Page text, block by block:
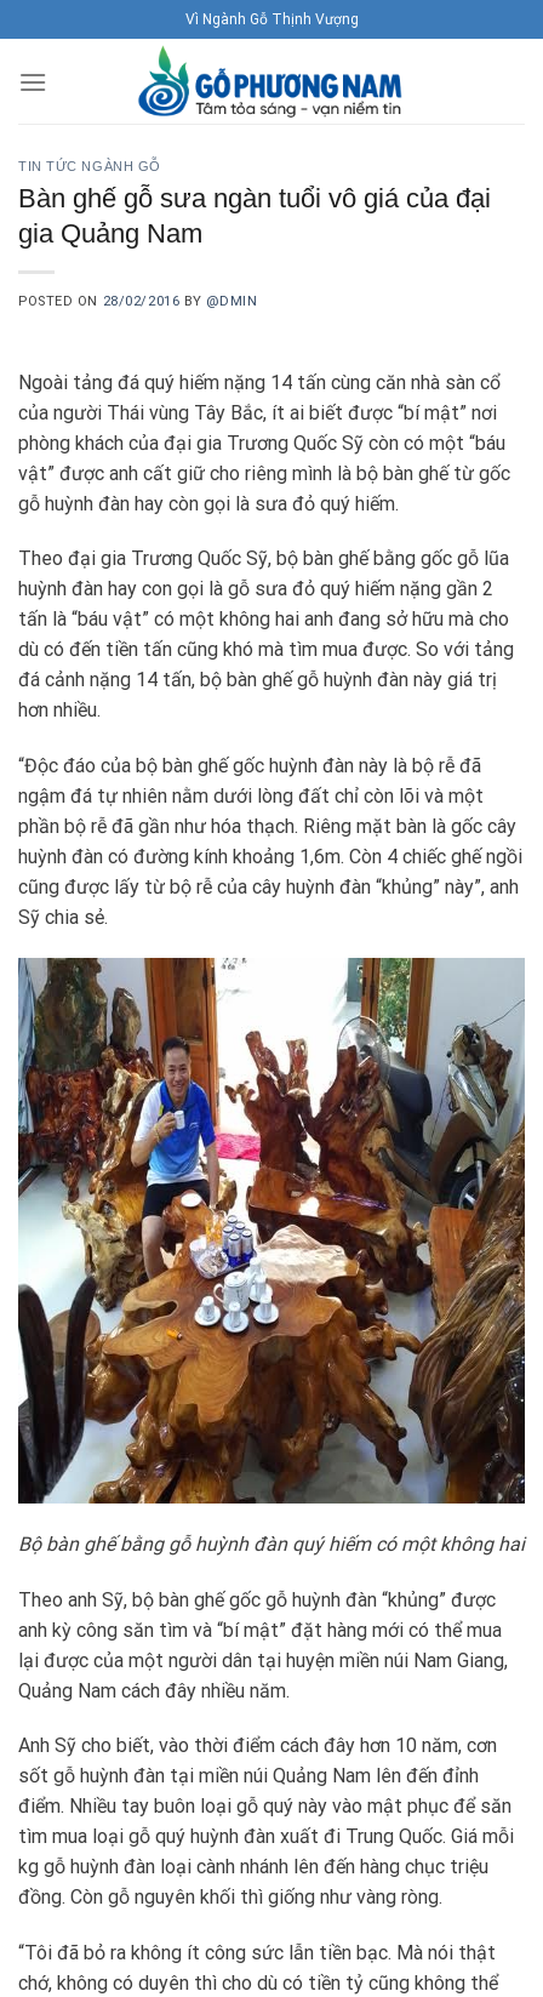
to
content
Vì Ngành Gỗ Thịnh Vượng
TIN TỨC NGÀNH GỖ
Bàn ghế gỗ sưa ngàn tuổi vô giá của đại
gia Quảng Nam
POSTED ON 28/02/2016 BY @DMIN
Ngoài tảng đá quý hiếm nặng 14 tấn cùng căn nhà sàn cổ
của người Thái vùng Tây Bắc, ít ai biết được “bí mật” nơi
phòng khách của đại gia Trương Quốc Sỹ còn có một “báu
vật” được anh cất giữ cho riêng mình là bộ bàn ghế từ gốc
gỗ huỳnh đàn hay còn gọi là sưa đỏ quý hiếm.
Theo đại gia Trương Quốc Sỹ, bộ bàn ghế bằng gốc gỗ lũa
huỳnh đàn hay con gọi là gỗ sưa đỏ quý hiếm nặng gần 2
tấn là “báu vật” có một không hai anh đang sở hữu mà cho
dù có đến tiền tấn cũng khó mà tìm mua được. So với tảng
đá cảnh nặng 14 tấn, bộ bàn ghế gỗ huỳnh đàn này giá trị
hơn nhiều.
“Độc đáo của bộ bàn ghế gốc huỳnh đàn này là bộ rễ đã
ngậm đá tự nhiên nằm dưới lòng đất chỉ còn lõi và một
phần bộ rễ đã gần như hóa thạch. Riêng mặt bàn là gốc cây
huỳnh đàn có đường kính khoảng 1,6m. Còn 4 chiếc ghế ngồi
cũng được lấy từ bộ rễ của cây huỳnh đàn “khủng” này”, anh
Sỹ chia sẻ.
Bộ bàn ghế bằng gỗ huỳnh đàn quý hiếm có một không hai
Theo anh Sỹ, bộ bàn ghế gốc gỗ huỳnh đàn “khủng” được
anh kỳ công săn tìm và “bí mật” đặt hàng mới có thể mua
lại được của một người dân tại huyện miền núi Nam Giang,
Quảng Nam cách đây nhiều năm.
Anh Sỹ cho biết, vào thời điểm cách đây hơn 10 năm, cơn
sốt gỗ huỳnh đàn tại miền núi Quảng Nam lên đến đỉnh
điểm. Nhiều tay buôn loại gỗ quý này vào mật phục để săn
tìm mua loại gỗ quý huỳnh đàn xuất đi Trung Quốc. Giá mỗi
kg gỗ huỳnh đàn loại cành nhánh lên đến hàng chục triệu
đồng. Còn gỗ nguyên khối thì giống như vàng ròng.
“Tôi đã bỏ ra không ít công sức lẫn tiền bạc. Mà nói thật
chớ, không có duyên thì cho dù có tiền tỷ cũng không thể